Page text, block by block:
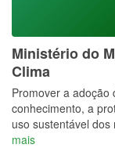
Ministério do
Clima
Promover a adoção
conhecimento, a
uso sustentável
mais